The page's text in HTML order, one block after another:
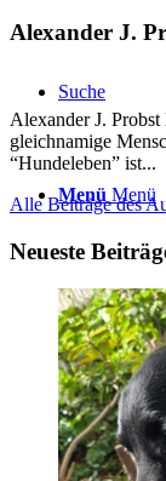
Suche
Menü Menü
Alexander J.
Alexander J.
gleichnamige
“Hundeleben” ist...
Alle Beiträge des
Neueste